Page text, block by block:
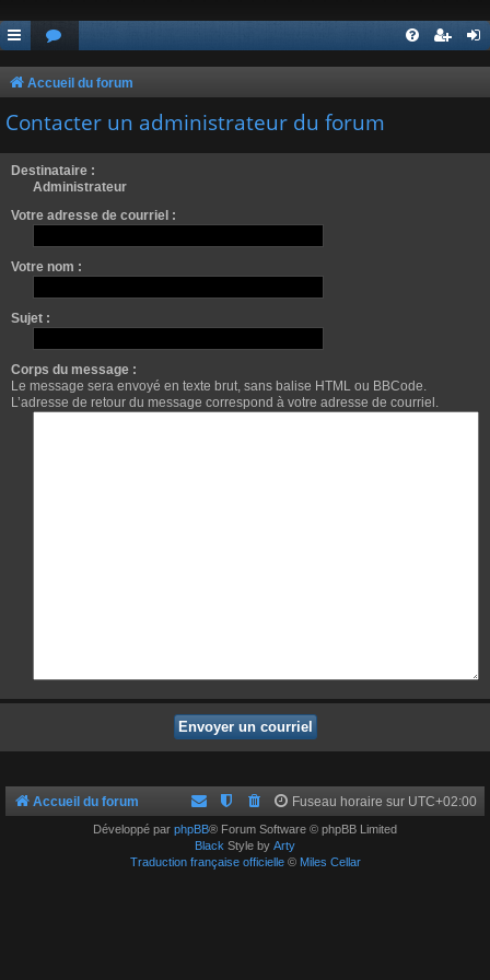
Accueil du forum
Contacter un administrateur du forum
Destinataire :
Administrateur
Votre adresse de courriel :
Votre nom :
Sujet :
Corps du message :
Le message sera envoyé en texte brut, sans balise HTML ou BBCode.
L’adresse de retour du message correspond à votre adresse de courriel.
Accueil du forum Fuseau horaire sur UTC+02:00
Développé par phpBB® Forum Software © phpBB Limited
Black Style by Arty
Traduction française officielle© Miles Cellar